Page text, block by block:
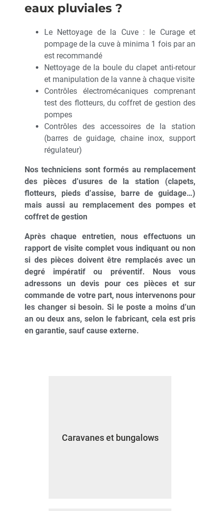
eaux pluviales ?
Le Nettoyage de la Cuve : le Curage et
pompage de la cuve à minima 1 fois par an
est recommandé
Nettoyage de la boule du clapet anti-retour
et manipulation de la vanne à chaque visite
Contrôles électromécaniques comprenant
test des flotteurs, du coffret de gestion des
pompes
Contrôles des accessoires de la station
(barres de guidage, chaine inox, support
régulateur)
Nos techniciens sont formés au remplacement
des pièces d’usures de la station (clapets,
flotteurs, pieds d’assise, barre de guidage…)
mais aussi au remplacement des pompes et
coffret de gestion
Après chaque entretien, nous effectuons un
rapport de visite complet vous indiquant ou non
si des pièces doivent être remplacés avec un
degré impératif ou préventif. Nous vous
adressons un devis pour ces pièces et sur
commande de votre part, nous intervenons pour
les changer si besoin. Si le poste a moins d’un
an ou deux ans, selon le fabricant, cela est pris
en garantie, sauf cause externe.
Caravanes et bungalows